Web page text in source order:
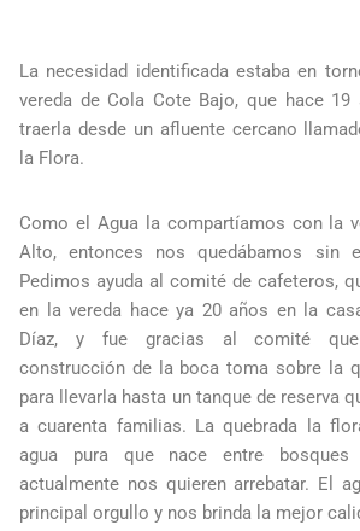
La necesidad identificada estaba en
vereda de Cola Cote Bajo, que hace
traerla desde un afluente cercano
la Flora.
Como el Agua la compartíamos con la
Alto, entonces nos quedábamos sin
Pedimos ayuda al comité de cafeteros,
en la vereda hace ya 20 años en la
Díaz, y fue gracias al comité que
construcción de la boca toma sobre la
para llevarla hasta un tanque de reserva
a cuarenta familias. La quebrada la
agua pura que nace entre
actualmente nos quieren arrebatar. El
principal orgullo y nos brinda la mejor